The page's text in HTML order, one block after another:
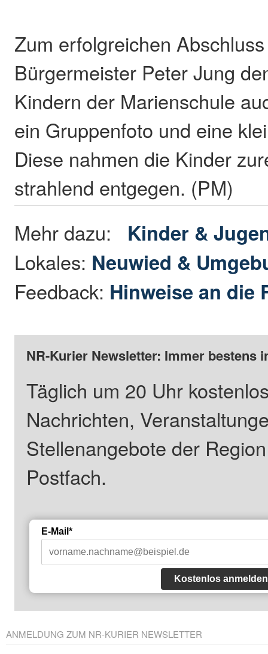
Zum erfolgreichen
Bürgermeister Peter Jung
Kindern der Marienschule
ein Gruppenfoto und eine
Diese nahmen die Kinder
strahlend entgegen. (PM)
Mehr dazu: Kinder &
Lokales: Neuwied &
Feedback: Hinweise an die
NR-Kurier Newsletter: Immer bestens
Täglich um 20 Uhr
Nachrichten,
Stellenangebote der
Postfach.
E-Mail*
Kostenlos anmelden
ANMELDUNG ZUM NR-KURIER NEWSLETTER